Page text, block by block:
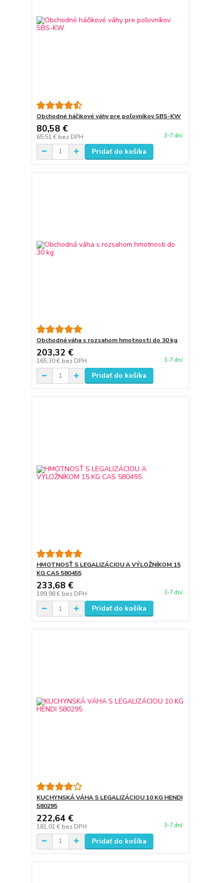
Obchodné háčikové váhy pre poľovníkov SBS-KW
80,58 €
65,51 € bez DPH 3-7 dní
Pridať do košíka
Obchodná váha s rozsahom hmotnosti do 30 kg
203,32 €
165,30 € bez DPH 3-7 dní
Pridať do košíka
HMOTNOSŤ S LEGALIZÁCIOU A VÝLOŽNÍKOM 15
KG CAS 580455
233,68 €
189,98 € bez DPH 3-7 dní
Pridať do košíka
KUCHYNSKÁ VÁHA S LEGALIZÁCIOU 10 KG HENDI
580295
222,64 €
181,01 € bez DPH 3-7 dní
Pridať do košíka